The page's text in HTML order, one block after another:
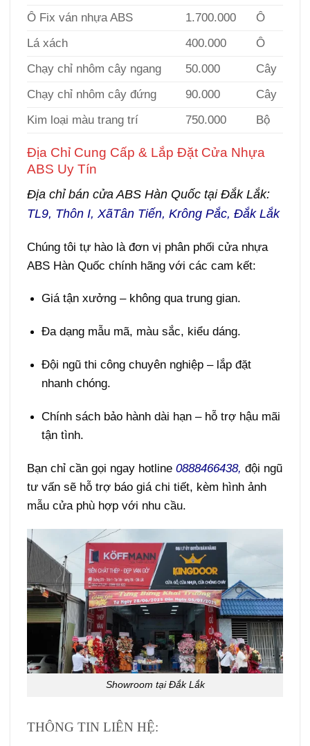
Ô Fix ván nhựa ABS
1.700.000
Ô
Lá xách
400.000
Ô
Chạy chỉ nhôm cây ngang
50.000
Cây
Chạy chỉ nhôm cây đứng
90.000
Cây
Kim loại màu trang trí
750.000 Bộ
Địa Chỉ Cung Cấp & Lắp Đặt Cửa Nhựa
ABS Uy Tín
Địa chỉ bán cửa ABS Hàn Quốc tại Đắk Lắk:
TL9, Thôn I, XãTân Tiến, Krông Pắc, Đắk Lắk
Chúng tôi tự hào là đơn vị phân phối cửa nhựa
ABS Hàn Quốc chính hãng với các cam kết:
Giá tận xưởng – không qua trung gian.
Đa dạng mẫu mã, màu sắc, kiểu dáng.
Đội ngũ thi công chuyên nghiệp – lắp đặt
nhanh chóng.
Chính sách bảo hành dài hạn – hỗ trợ hậu mãi
tận tình.
Bạn chỉ cần gọi ngay hotline 0888466438, đội ngũ
tư vấn sẽ hỗ trợ báo giá chi tiết, kèm hình ảnh
mẫu cửa phù hợp với nhu cầu.
Showroom tại Đắk Lắk
THÔNG TIN LIÊN HỆ: